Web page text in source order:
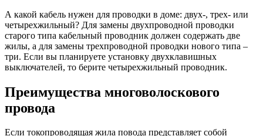
А какой кабель нужен для проводки в доме: двух-, трех- или
четырехжильный? Для замены двухпроводной проводки
старого типа кабельный проводник должен содержать две
жилы, а для замены трехпроводной проводки нового типа –
три. Если вы планируете установку двухклавишных
выключателей, то берите четырехжильный проводник.
Преимущества многоволоскового
провода
Если токопроводящая жила повода представляет собой